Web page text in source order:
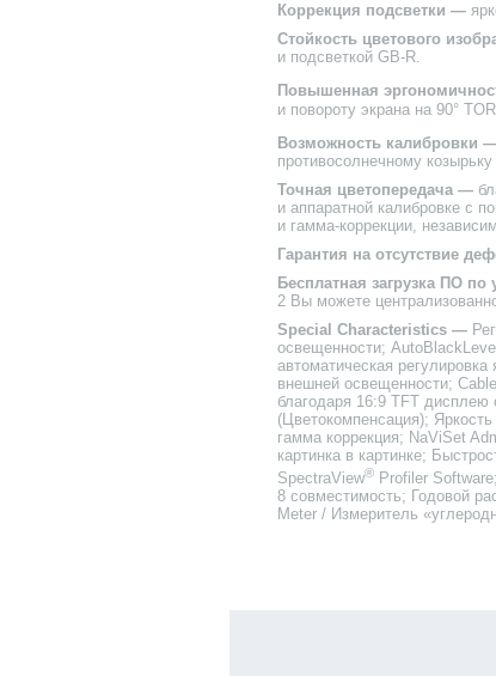
Коррекция подсветки —
Стойкость цветового
и подсветкой GB-R.
Повышенная
и повороту экрана на 90°
Возможность калибровки
противосолнечному
Точная цветопередача —
и аппаратной калибровке с
и гамма-коррекции,
Гарантия на отсутствие
Бесплатная загрузка ПО
2 Вы можете
Special Characteristics —
освещенности;
автоматическая
внешней освещенности;
благодаря 16:9 TFT дисплею
(Цветокомпенсация);
гамма коррекция; NaViSet
картинка в картинке;
SpectraView® Profiler
8 совместимость; Годовой
Meter / Измеритель